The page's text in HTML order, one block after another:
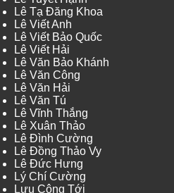
Lê Tạ Đăng Khoa
Lê Viết Anh
Lê Viết Bảo Quốc
Lê Viết Hải
Lê Văn Bảo Khánh
Lê Văn Công
Lê Văn Hải
Lê Văn Tú
Lê Vĩnh Thắng
Lê Xuân Thảo
Lê Đình Cường
Lê Đồng Thảo Vy
Lê Đức Hưng
Lý Chí Cường
Lưu Công Tới